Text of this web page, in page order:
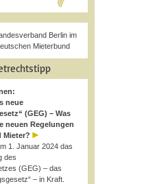
Berlin im
Mieterbund
neue
(GEG) – Was
neuen Regelungen
Mieter?
1. Januar 2024 das
des
(GEG) – das
– in Kraft.